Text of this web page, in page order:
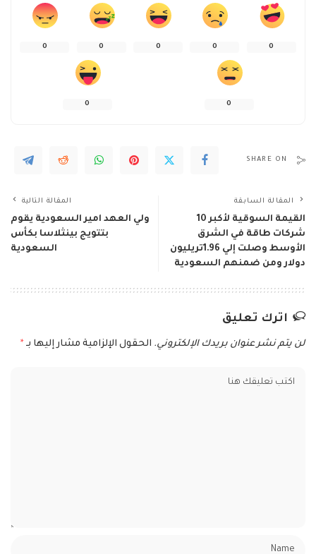
0
0
0
0
0
0
0
SHARE ON
المقالة السابقة
القيمة السوقية لأكبر 10
شركات طاقة في الشرق
الأوسط وصلت إلي 1.96تريليون
دولار ومن ضمنهم السعودية
المقالة التالية
ولي العهد امير السعودية يقوم
بتتويج بينثلاسا بكأس
السعودية
اترك تعليق
لن يتم نشر عنوان بريدك الإلكتروني. الحقول الإلزامية مشار إليها بـ *